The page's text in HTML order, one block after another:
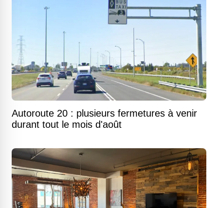
Autoroute 20 : plusieurs fermetures à venir
durant tout le mois d'août